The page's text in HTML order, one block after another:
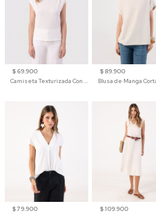
$ 69.900
Camiseta Texturizada Con Hombro Caído Para Mujer
$ 89.900
$ 79.900
$ 109.900